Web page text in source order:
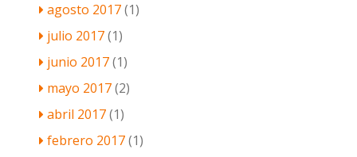
agosto 2017(1)
julio 2017(1)
junio 2017(1)
mayo 2017(2)
abril 2017(1)
febrero 2017(1)